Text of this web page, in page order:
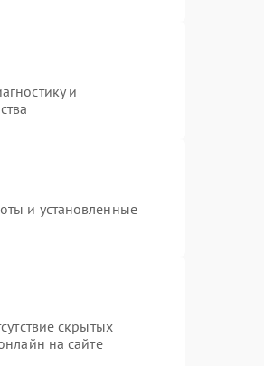
и
и установленные
скрытых
на сайте